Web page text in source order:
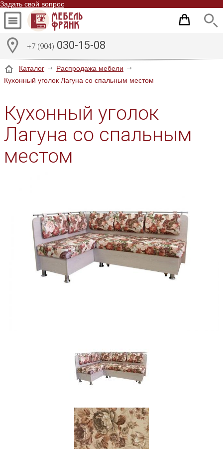
Задать свой вопрос
+7 (904) 030-15-08
Каталог
Распродажа мебели
Кухонный уголок Лагуна со спальным местом
Кухонный уголок
Лагуна со спальным
местом